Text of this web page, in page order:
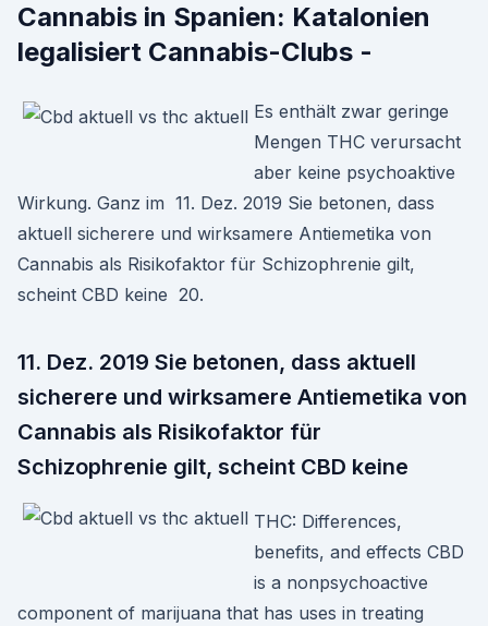
Cannabis in Spanien: Katalonien
legalisiert Cannabis-Clubs -
Es enthält zwar geringe
Mengen THC verursacht
aber keine psychoaktive
Wirkung. Ganz im 11. Dez. 2019 Sie betonen, dass
aktuell sicherere und wirksamere Antiemetika von
Cannabis als Risikofaktor für Schizophrenie gilt,
scheint CBD keine 20.
11. Dez. 2019 Sie betonen, dass aktuell
sicherere und wirksamere Antiemetika von
Cannabis als Risikofaktor für
Schizophrenie gilt, scheint CBD keine
THC: Differences,
benefits, and effects CBD
is a nonpsychoactive
component of marijuana that has uses in treating